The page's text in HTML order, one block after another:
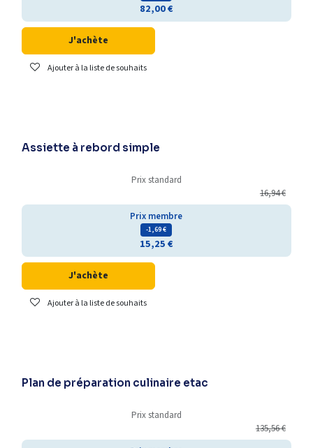
82,00€
J'achète
Ajouter à la liste de souhaits
Assiette à rebord simple
Prix standard
16,94€
Prix membre
- 1,69€
15,25€
J'achète
Ajouter à la liste de souhaits
Plan de préparation culinaire etac
Prix standard
135,56€